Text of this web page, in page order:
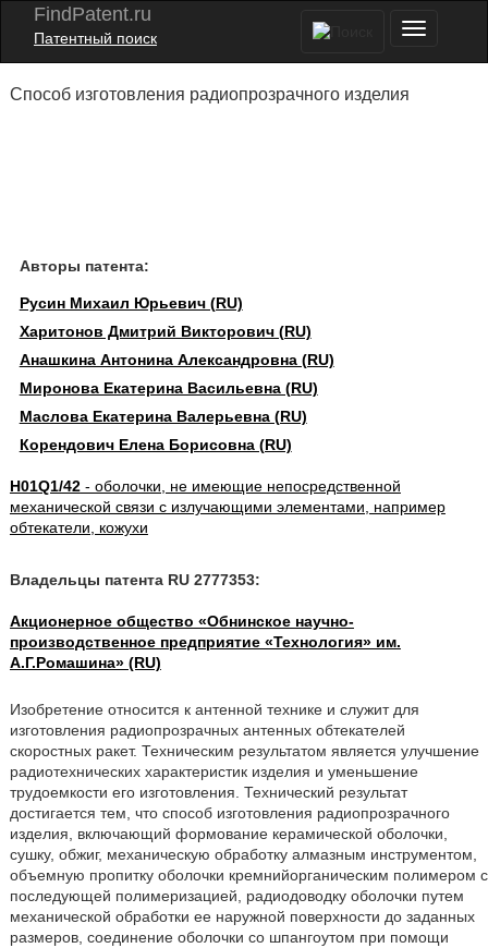
FindPatent.ru
Патентный поиск
Способ изготовления радиопрозрачного изделия
Авторы патента:
Русин Михаил Юрьевич (RU)
Харитонов Дмитрий Викторович (RU)
Анашкина Антонина Александровна (RU)
Миронова Екатерина Васильевна (RU)
Маслова Екатерина Валерьевна (RU)
Корендович Елена Борисовна (RU)
H01Q1/42- оболочки, не имеющие непосредственной
механической связи с излучающими элементами, например
обтекатели, кожухи
Владельцы патента RU 2777353:
Акционерное общество «Обнинское научно-
производственное предприятие «Технология» им.
А.Г.Ромашина» (RU)
Изобретение относится к антенной технике и служит для
изготовления радиопрозрачных антенных обтекателей
скоростных ракет. Техническим результатом является улучшение
радиотехнических характеристик изделия и уменьшение
трудоемкости его изготовления. Технический результат
достигается тем, что способ изготовления радиопрозрачного
изделия, включающий формование керамической оболочки,
сушку, обжиг, механическую обработку алмазным инструментом,
объемную пропитку оболочки кремнийорганическим полимером с
последующей полимеризацией, радиодоводку оболочки путем
механической обработки ее наружной поверхности до заданных
размеров, соединение оболочки со шпангоутом при помощи